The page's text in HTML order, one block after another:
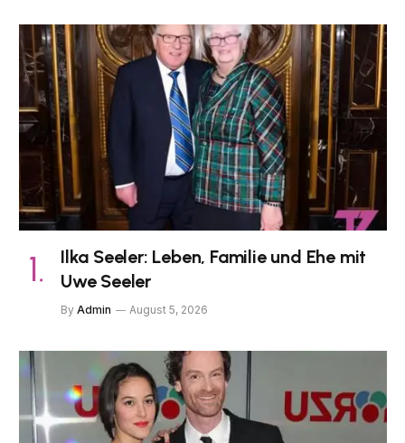
Ilka Seeler: Leben, Familie und Ehe mit
Uwe Seeler
By Admin August 5, 2026